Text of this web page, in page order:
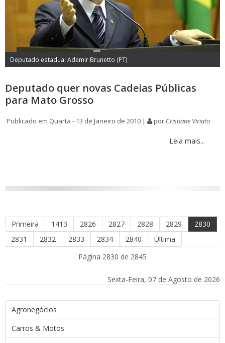
Deputado estadual Ademir Brunetto (PT)
Deputado quer novas Cadeias Públicas
para Mato Grosso
Publicado em Quarta - 13 de Janeiro de 2010 | por Cristiane Viriato
Leia mais...
Primeira 1413 2826 2827 2828 2829
2830
2831
2832 2833 2834 2840
Última
Página 2830 de 2845
Sexta-Feira, 07 de Agosto de 2026
Agronegócios
Carros & Motos